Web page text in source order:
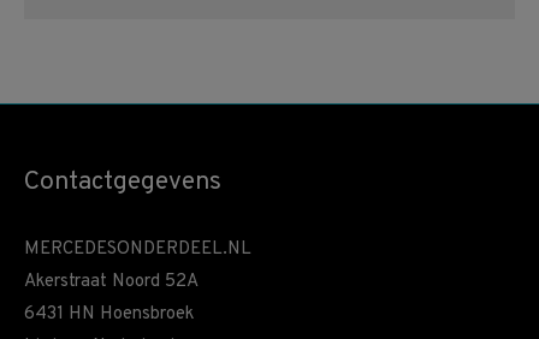
Contactgegevens
MERCEDESONDERDEEL.NL
Akerstraat Noord 52A
6431 HN Hoensbroek